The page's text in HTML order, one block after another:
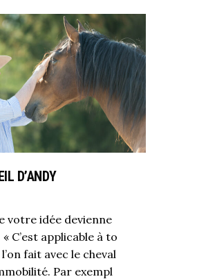
D’ANDY
votre idée devienne
C’est applicable à to
fait avec le cheval
Par exempl